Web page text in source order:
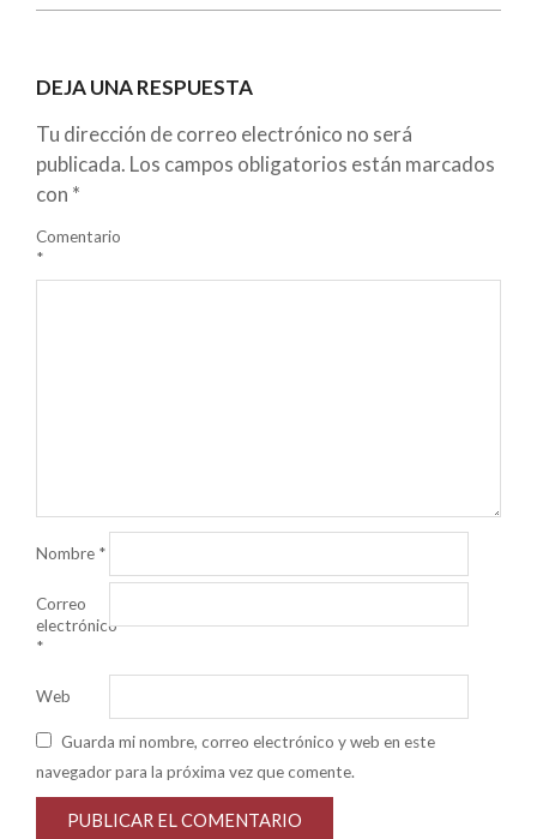
DEJA UNA RESPUESTA
Tu dirección de correo electrónico no será
publicada. Los campos obligatorios están marcados
con *
Comentario
*
Nombre *
Correo
electrónico
*
Web
Guarda mi nombre, correo electrónico y web en este
navegador para la próxima vez que comente.